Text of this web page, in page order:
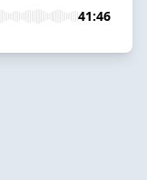
41:46